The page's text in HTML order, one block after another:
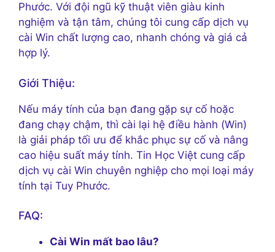
Phước. Với đội ngũ kỹ thuật viên giàu kinh
nghiệm và tận tâm, chúng tôi cung cấp dịch vụ
cài Win chất lượng cao, nhanh chóng và giá cả
hợp lý.
Giới Thiệu:
Nếu máy tính của bạn đang gặp sự cố hoặc
đang chạy chậm, thì cài lại hệ điều hành (Win)
là giải pháp tối ưu để khắc phục sự cố và nâng
cao hiệu suất máy tính. Tin Học Việt cung cấp
dịch vụ cài Win chuyên nghiệp cho mọi loại máy
tính tại Tuy Phước.
FAQ:
Cài Win mất bao lâu?